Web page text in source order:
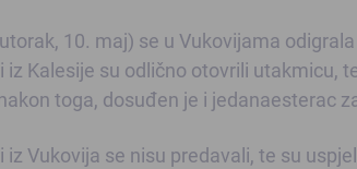
10. maj) se u Vukovijama
iz Kalesije su odlično otovrili utakmicu,
toga, dosuđen je i jedanaesterac
iz Vukovija se nisu predavali, te su